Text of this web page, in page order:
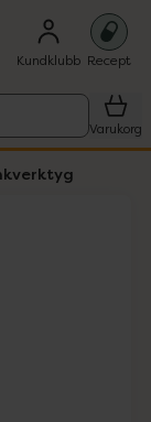
Kundklubb Recept
Varukorg